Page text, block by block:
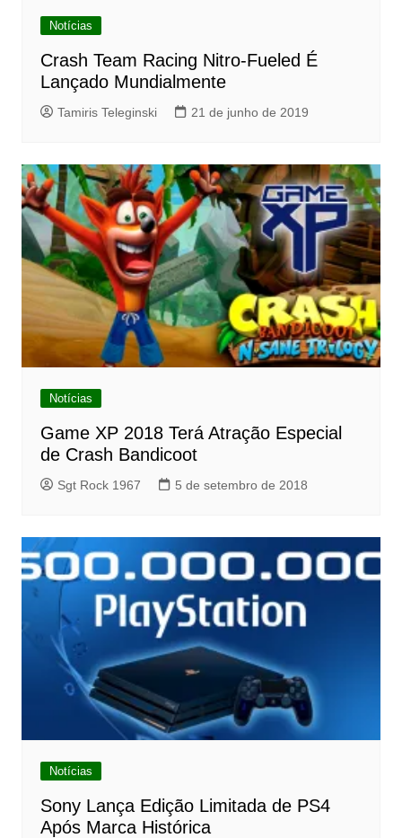
Notícias
Crash Team Racing Nitro-Fueled É
Lançado Mundialmente
Tamiris Teleginski 21 de junho de 2019
Notícias
Game XP 2018 Terá Atração Especial
de Crash Bandicoot
Sgt Rock 1967 5 de setembro de 2018
Notícias
Sony Lança Edição Limitada de PS4
Após Marca Histórica